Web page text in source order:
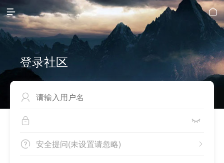
 
登录社区

 
 
安全提问(未设置请忽略)